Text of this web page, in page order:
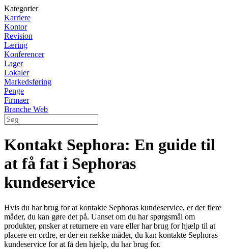
Kategorier
Karriere
Kontor
Revision
Læring
Konferencer
Lager
Lokaler
Markedsføring
Penge
Firmaer
Branche Web
Kontakt Sephora: En guide til
at få fat i Sephoras
kundeservice
Hvis du har brug for at kontakte Sephoras kundeservice, er der flere
måder, du kan gøre det på. Uanset om du har spørgsmål om
produkter, ønsker at returnere en vare eller har brug for hjælp til at
placere en ordre, er der en række måder, du kan kontakte Sephoras
kundeservice for at få den hjælp, du har brug for.